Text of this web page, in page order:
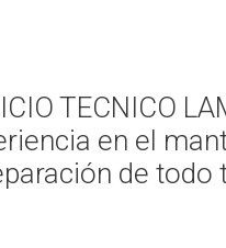
TECNICO
en el
de todo